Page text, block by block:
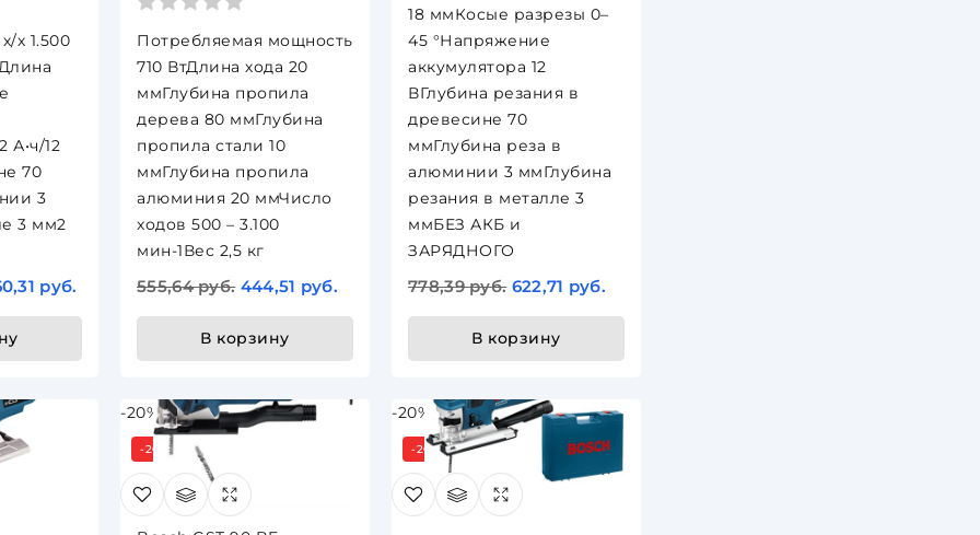
х 1.500
А•ч/12
70
3
3 мм2
руб.
Потребляемая мощность
710 ВтДлина хода 20
ммГлубина пропила
дерева 80 ммГлубина
пропила стали 10
ммГлубина пропила
алюминия 20 ммЧисло
ходов 500 – 3.100
мин-1Вес 2,5 кг
555,64 руб. 444,51 руб.
В корзину
18 ммКосые разрезы 0–
45 °Напряжение
аккумулятора 12
ВГлубина резания в
древесине 70
ммГлубина реза в
алюминии 3 ммГлубина
резания в металле 3
ммБЕЗ АКБ и
ЗАРЯДНОГО
778,39 руб. 622,71 руб.
В корзину
-20%
-20%
-20%
-20%